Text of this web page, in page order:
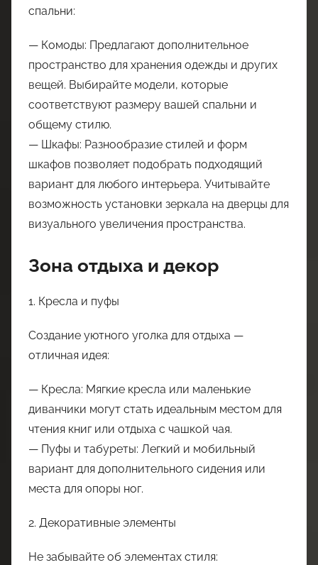
спальни:
— Комоды: Предлагают дополнительное
пространство для хранения одежды и других
вещей. Выбирайте модели, которые
соответствуют размеру вашей спальни и
общему стилю.
— Шкафы: Разнообразие стилей и форм
шкафов позволяет подобрать подходящий
вариант для любого интерьера. Учитывайте
возможность установки зеркала на дверцы для
визуального увеличения пространства.
Зона отдыха и декор
1. Кресла и пуфы
Создание уютного уголка для отдыха —
отличная идея:
— Кресла: Мягкие кресла или маленькие
диванчики могут стать идеальным местом для
чтения книг или отдыха с чашкой чая.
— Пуфы и табуреты: Легкий и мобильный
вариант для дополнительного сидения или
места для опоры ног.
2. Декоративные элементы
Не забывайте об элементах стиля: